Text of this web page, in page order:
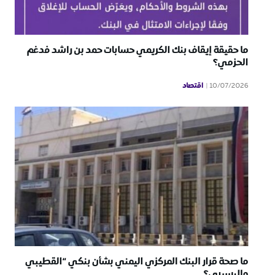
ما حقيقة إيقاف بنك الكريمي حسابات حمد بن راشد فدغم
الحزمي؟
10/07/2026 اقتصاد
ما صحة قرار البنك المركزي اليمني بشأن بنكي “القطيبي